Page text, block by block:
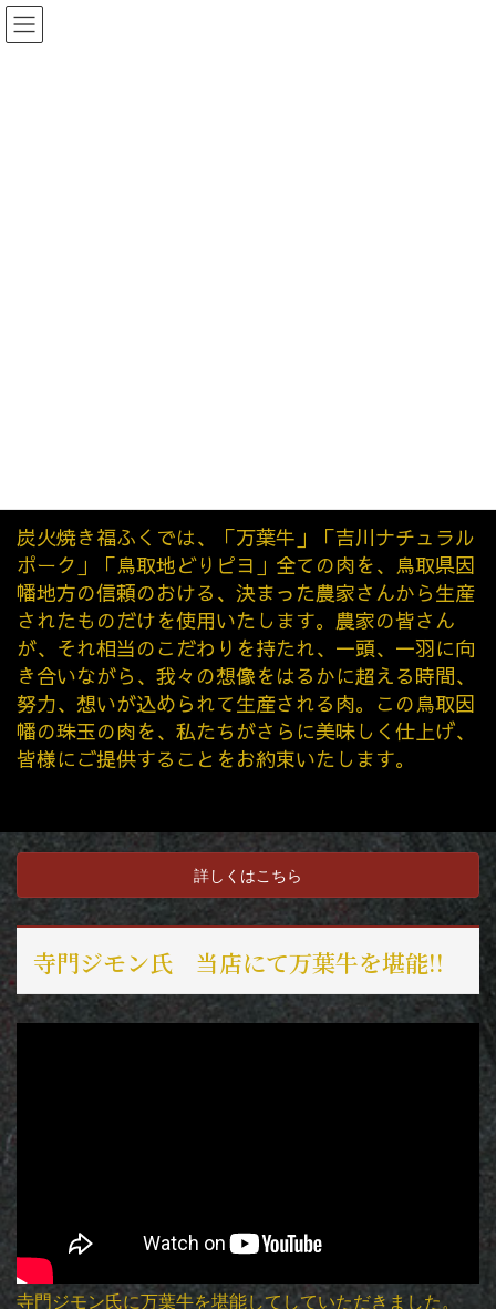
炭火焼き福ふくでは、「万葉牛」「吉川ナチュラル
ポーク」「鳥取地どりピヨ」全ての肉を、鳥取県因
幡地方の信頼のおける、決まった農家さんから生産
されたものだけを使用いたします。農家の皆さん
が、それ相当のこだわりを持たれ、一頭、一羽に向
き合いながら、我々の想像をはるかに超える時間、
努力、想いが込められて生産される肉。この鳥取因
幡の珠玉の肉を、私たちがさらに美味しく仕上げ、
皆様にご提供することをお約束いたします。
詳しくはこちら
寺門ジモン氏 当店にて万葉牛を堪能!!
寺門ジモン氏に万葉牛を堪能してしていただきました。